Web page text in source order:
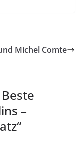
Michel Comte
–
“